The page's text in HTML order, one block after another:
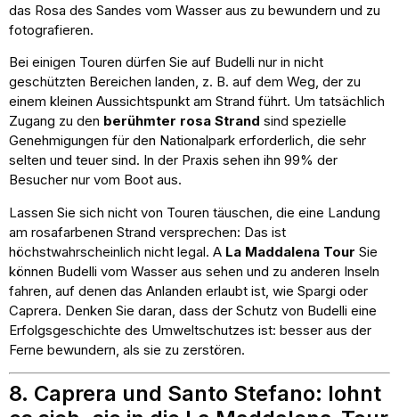
das Rosa des Sandes vom Wasser aus zu bewundern und zu
fotografieren.
Bei einigen Touren dürfen Sie auf Budelli nur in nicht
geschützten Bereichen landen, z. B. auf dem Weg, der zu
einem kleinen Aussichtspunkt am Strand führt. Um tatsächlich
Zugang zu den berühmter rosa Strand sind spezielle
Genehmigungen für den Nationalpark erforderlich, die sehr
selten und teuer sind. In der Praxis sehen ihn 99% der
Besucher nur vom Boot aus.
Lassen Sie sich nicht von Touren täuschen, die eine Landung
am rosafarbenen Strand versprechen: Das ist
höchstwahrscheinlich nicht legal. A La Maddalena Tour Sie
können Budelli vom Wasser aus sehen und zu anderen Inseln
fahren, auf denen das Anlanden erlaubt ist, wie Spargi oder
Caprera. Denken Sie daran, dass der Schutz von Budelli eine
Erfolgsgeschichte des Umweltschutzes ist: besser aus der
Ferne bewundern, als sie zu zerstören.
8. Caprera und Santo Stefano: lohnt